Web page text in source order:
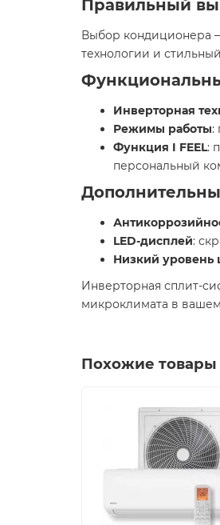
Правильный
Выбор кондиционера
технологии и
Инверторная
Режимы работы:
Функция I FEEL:
персональный
LED-дисплей:
Низкий уровень
Инверторная сплит-
микроклимата в
Похожие товары